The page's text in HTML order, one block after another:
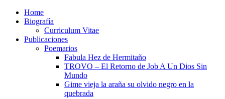
Home
Biografía
Curriculum Vitae​
Publicaciones
Poemarios
Fabula Hez de Hermitaño
TROVO – El Retorno de Job A Un Dios Sin
Mundo
Gime vieja la araña su olvido negro en la
quebrada